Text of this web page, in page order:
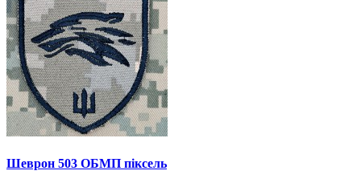
Шеврон 503 ОБМП піксель